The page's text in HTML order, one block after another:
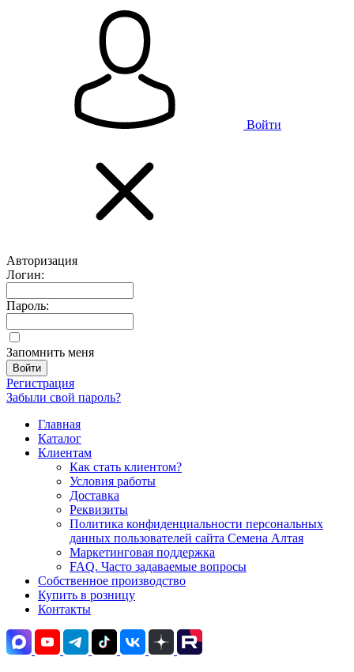
Войти
Авторизация
Логин:
Пароль:
Запомнить меня
Регистрация
Забыли свой пароль?
Главная
Каталог
Клиентам
Как стать клиентом?
Условия работы
Доставка
Реквизиты
Политика конфиденциальности персональных
данных пользователей сайта Семена Алтая
Маркетинговая поддержка
FAQ. Часто задаваемые вопросы
Собственное производство
Купить в розницу
Контакты